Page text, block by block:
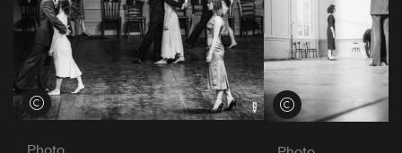
Voir les crédits Voir les crédits